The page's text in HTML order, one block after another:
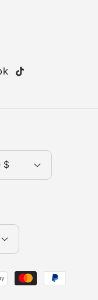
United States | USD $